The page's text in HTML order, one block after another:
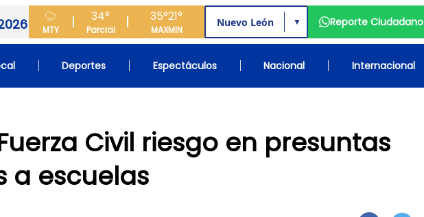
MTY
34°
Parcial
35°
MAX
21°
MIN
▼ Reporte Ciudadano
Deportes Espectáculos Nacional Internacional
Civil riesgo en presuntas
a escuelas